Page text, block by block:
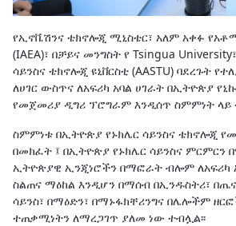
የኢኖቬሽንና ቴክኖሎጂ ሚኒስቴር፣ አለም አቀፉ
(IAEA)፣ በቻይና መንግስት የ Tsingua
ሳይንስና ቴክኖሎጂ ዩኒቨርስቲ (AASTU) ባደረጉት
ለሀገር ውስጥና ለአፍሪካ አባል ሀገራት በኢትዮጵያ
የመጀመሪያ ዲግሪ ፕሮግራም እንዲሰጥ ስምምነት ላይ
ስምምነቱ በኢትዮጵያ የኑክሌር ሳይንስና ቴክኖሎጂ
በመክፈት ፤ በኢትዮጵያ የኑክሌር ሳይንስና ምርምርን
ኢትዮጵያዊ ኢንጂነሮችን በማፎራት ብሎም ለአፍሪካ
ስልጠና ማዕከል እንዲሆን በማሰብ በኢንዱስትሪ፣
ሳይንስ፣ በማዕድን፣ በማኑፋክቸሪንግና በሌሎችም
ተጠቃሚነትን ለማረጋገጥ ያለመ ነው ተብሏል፡፡